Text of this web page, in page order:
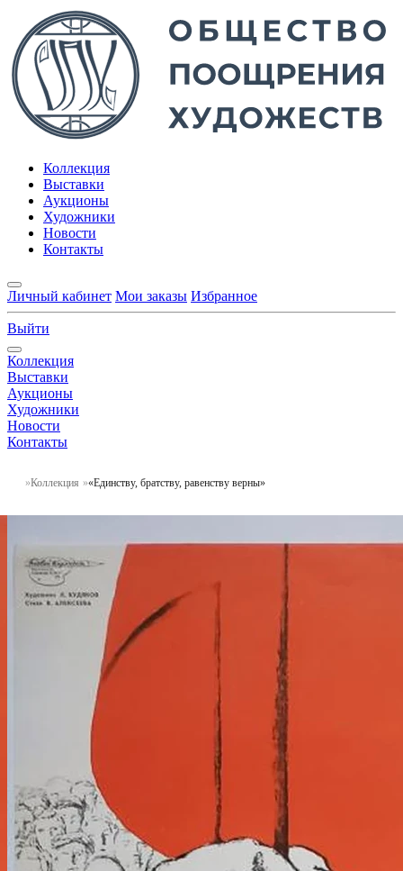
Коллекция
Выставки
Аукционы
Художники
Новости
Контакты
Личный кабинет Мои заказы Избранное
Выйти
Коллекция
Выставки
Аукционы
Художники
Новости
Контакты
Коллекция «Единству, братству, равенству верны»